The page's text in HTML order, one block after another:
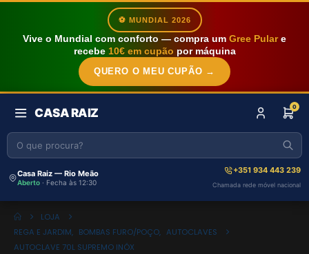
⚽ MUNDIAL 2026
Vive o Mundial com conforto — compra um Gree Pulare
recebe 10€ em cupão por máquina
QUERO O MEU CUPÃO →
CASA RAIZ 0
Casa Raiz — Rio Meão
Aberto · Fecha às 12:30
+351 934 443 239
Chamada rede móvel nacional
LOJA
REGA E JARDIM, BOMBAS FURO/POÇO, AUTOCLAVES
AUTOCLAVE 70L SUPREMO INÓX